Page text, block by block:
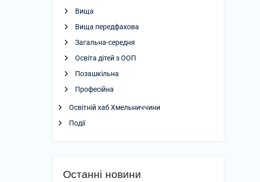
Вища
Вища передфахова
Загальна-середня
Освіта дітей з ООП
Позашкільна
Професійна
Освітній хаб Хмельниччини
Події
Останні новини